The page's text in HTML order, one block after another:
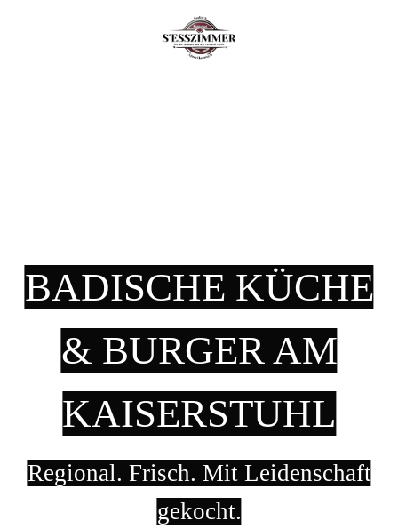
BADISCHE KÜCHE
& BURGER AM
KAISERSTUHL
Regional. Frisch. Mit Leidenschaft
gekocht.